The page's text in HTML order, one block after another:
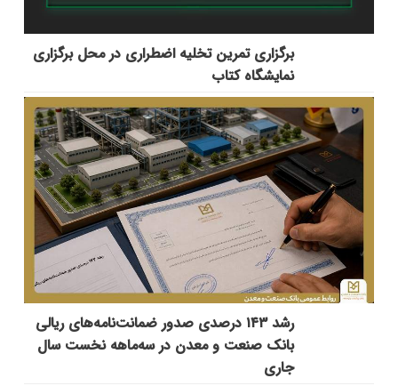
برگزاری تمرین تخلیه اضطراری در محل برگزاری
نمایشگاه کتاب
رشد ۱۴۳ درصدی صدور ضمانت‌نامه‌های ریالی
بانک صنعت و معدن در سه‌ماهه نخست سال
جاری